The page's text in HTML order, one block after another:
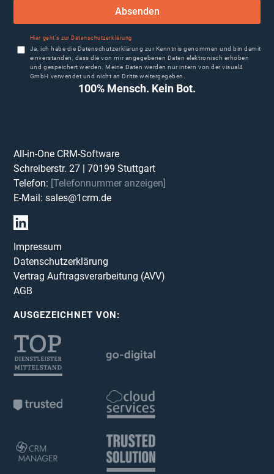
Absenden
Hier geht's zur Datenschutzerklärung
Ja, ich habe die Datenschutzerklärung zur Kenntnis genommen und bin damit
einverstanden, dass die von mir angegebenen Daten elektronisch erhoben
und gespeichert werden. Meine Daten werden nur intern von der visual4
GmbH verwendet und nicht an Dritte weitergegeben.
100% Mensch. Kein Bot.
All-in-One CRM-Software
Schreiberstr. 27 |70199 Stuttgart
Telefon: [Telefonnummer anzeigen]
E-Mail:sales@1crm.de
Impressum
Datenschutzerklärung
Vertrag Auftragsverarbeitung (AVV)
AGB
AUSGEZEICHNET VON: